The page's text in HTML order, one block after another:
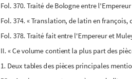
Fol. 370. Traité de Bologne entre
Fol. 374. « Translation, de latin en
Fol. 378. Traité fait entre l'Empereur et
II. « Ce volume contient la plus part des
1. Deux tables des pièces principales